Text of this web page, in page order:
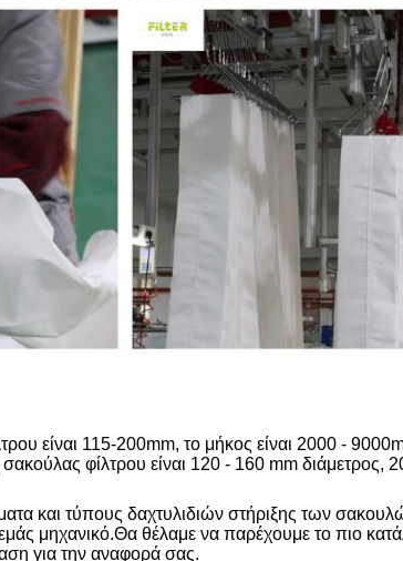
είναι 115-200mm, το μήκος είναι 2000 -
φίλτρου είναι 120 - 160 mm διάμετρος,
και τύπους δαχτυλιδιών στήριξης των
εμάς μηχανικό.Θα θέλαμε να παρέχουμε το πιο
για την αναφορά σας.